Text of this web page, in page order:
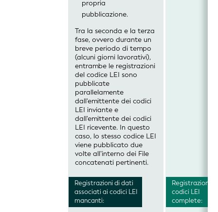
propria
pubblicazione.
Tra la seconda e la terza
fase, ovvero durante un
breve periodo di tempo
(alcuni giorni lavorativi),
entrambe le registrazioni
del codice LEI sono
pubblicate
parallelamente
dall'emittente dei codici
LEI inviante e
dall'emittente dei codici
LEI ricevente. In questo
caso, lo stesso codice LEI
viene pubblicato due
volte all’interno dei File
concatenati pertinenti.
Registrazioni di dati
associati ai codici LEI
mancanti:
Registrazioni di
codici LEI
complete: